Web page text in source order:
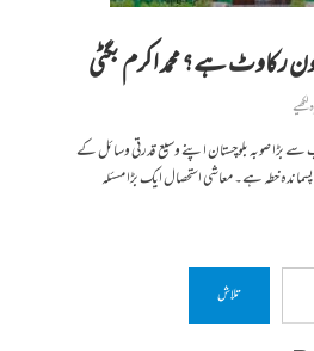
رکاوٹ ہے؟ محمد اکرم بگٹی
بڑا صوبہ بلوچستان اپنے وسیع قدرتی وسائل کے
خطہ ہے۔ معاشی استحصال ایک بڑا مسئلہ
تلاش